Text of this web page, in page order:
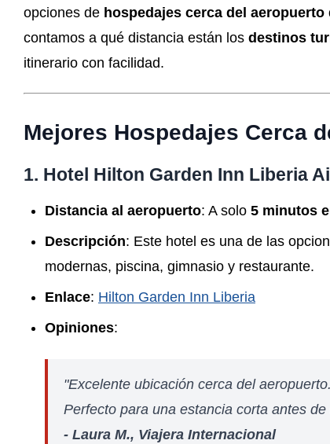
opciones de hospedajes cerca del aeropuerto
contamos a qué distancia están los destinos
itinerario con facilidad.
Mejores Hospedajes Cerca
1. Hotel Hilton Garden Inn Liberia
Distancia al aeropuerto: A solo 5 minutos
Descripción: Este hotel es una de las
modernas, piscina, gimnasio y restaurante.
Enlace: Hilton Garden Inn Liberia
Opiniones:
"Excelente ubicación cerca del
Perfecto para una estancia corta antes
- Laura M., Viajera Internacional